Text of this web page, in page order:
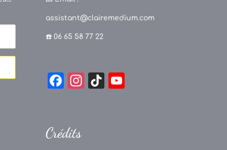
assistant@clairemedium.com
☎️ 06 65 58 77 22
F
e
In
Ti
Crédits